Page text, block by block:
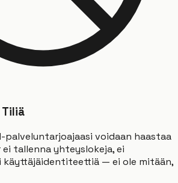
palveluntarjoajaasi voidaan haastaa
tallenna yhteyslokeja, ei
käyttäjäidentiteettiä — ei ole mitään,